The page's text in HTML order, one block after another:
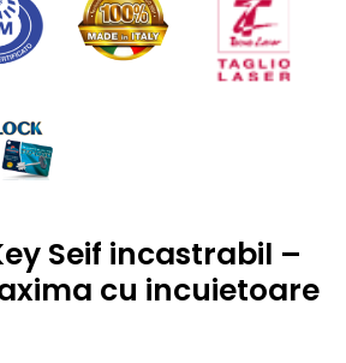
Seif incastrabil –
cu incuietoare